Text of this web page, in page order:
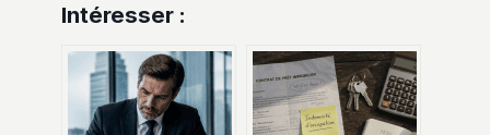
Intéresser :